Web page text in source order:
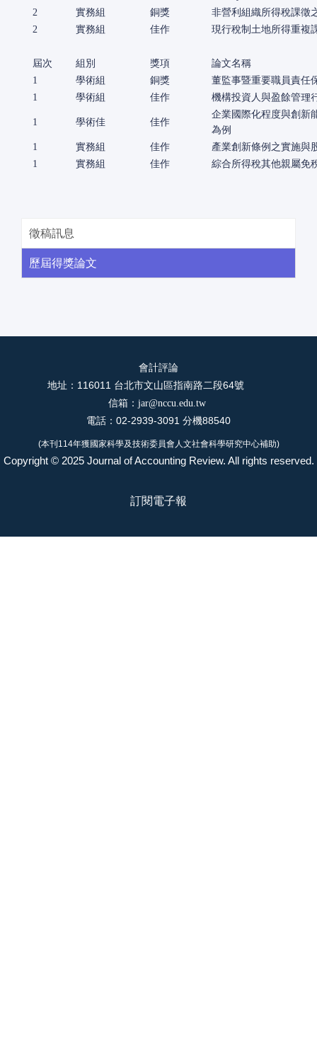
2
實務組 銅獎
非營利組織所得稅課徵
2
實務組 佳作 現行稅制土地所得重複
屆次 組別 獎項
論文名稱
1
學術組 銅獎
董監事暨重要職員責任
1
學術組 佳作 機構投資人與盈餘管理
1 學術佳 佳作
企業國際化程度與創新
為例
1
實務組 佳作
產業創新條例之實施與
1
實務組 佳作 綜合所得稅其他親屬免
徵稿訊息
歷屆得獎論文
會計評論
地址：116011 台北市文山區指南路二段64號
信箱： jar@nccu.edu.tw
電話：02-2939-3091 分機88540
(本刊114年獲國家科學及技術委員會人文社會科學研究中心補助)
Copyright © 2025 Journal of Accounting Review. All rights reserved.
訂閱電子報